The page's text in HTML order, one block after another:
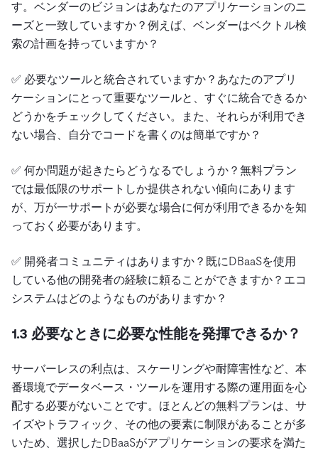
す。ベンダーのビジョンはあなたのアプリケーションのニ
ーズと一致していますか？例えば、ベンダーはベクトル検
索の計画を持っていますか？
✅ 必要なツールと統合されていますか？あなたのアプリ
ケーションにとって重要なツールと、すぐに統合できるか
どうかをチェックしてください。また、それらが利用でき
ない場合、自分でコードを書くのは簡単ですか？
✅ 何か問題が起きたらどうなるでしょうか？無料プラン
では最低限のサポートしか提供されない傾向にあります
が、万が一サポートが必要な場合に何が利用できるかを知
っておく必要があります。
✅ 開発者コミュニティはありますか？既にDBaaSを使用
している他の開発者の経験に頼ることができますか？エコ
システムはどのようなものがありますか？
1.3 必要なときに必要な性能を発揮できるか？
サーバーレスの利点は、スケーリングや耐障害性など、本
番環境でデータベース・ツールを運用する際の運用面を心
配する必要がないことです。ほとんどの無料プランは、サ
イズやトラフィック、その他の要素に制限があることが多
いため、選択したDBaaSがアプリケーションの要求を満た